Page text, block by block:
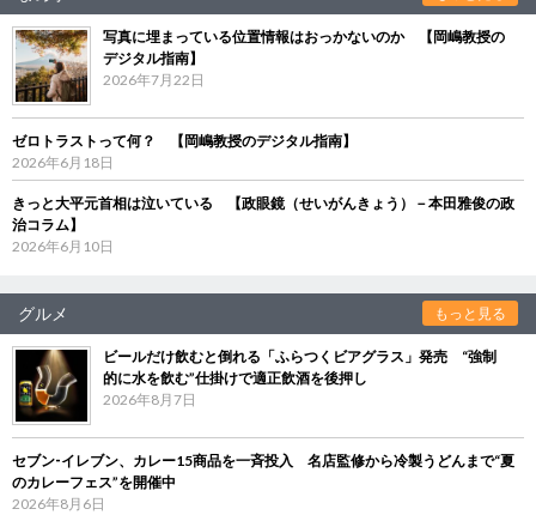
写真に埋まっている位置情報はおっかないのか 【岡嶋教授の
デジタル指南】
2026年7月22日
ゼロトラストって何？ 【岡嶋教授のデジタル指南】
2026年6月18日
きっと大平元首相は泣いている 【政眼鏡（せいがんきょう）－本田雅俊の政
治コラム】
2026年6月10日
グルメ もっと見る
ビールだけ飲むと倒れる「ふらつくビアグラス」発売 “強制
的に水を飲む”仕掛けで適正飲酒を後押し
2026年8月7日
セブン‐イレブン、カレー15商品を一斉投入 名店監修から冷製うどんまで“夏
のカレーフェス”を開催中
2026年8月6日